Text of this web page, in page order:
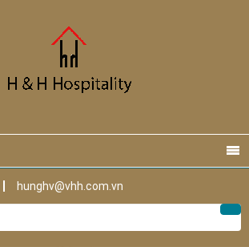
hunghv@vhh.com.vn